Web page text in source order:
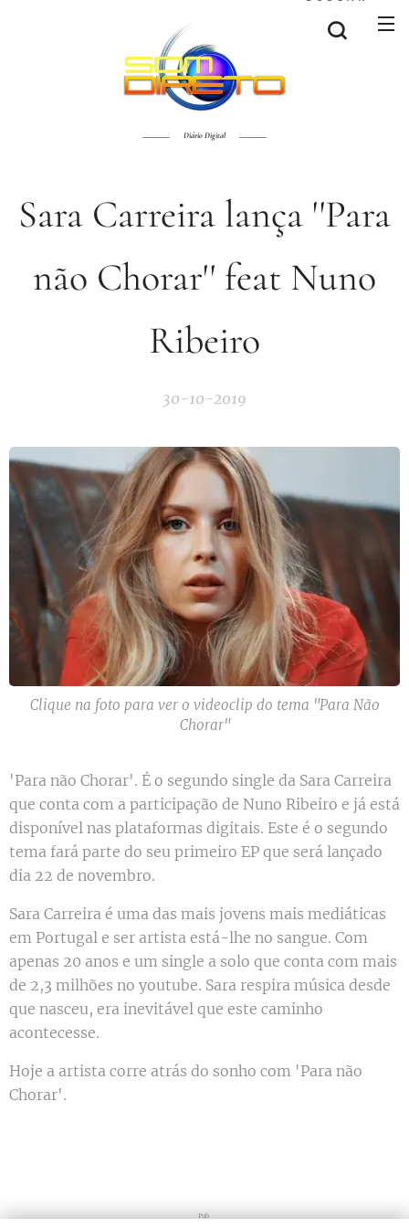
Diário Digital
Sara Carreira lança ''Para
não Chorar'' feat Nuno
Ribeiro
30-10-2019
Clique na foto para ver o videoclip do tema "Para Não
Chorar"
'Para não Chorar'. É o segundo single da Sara Carreira
que conta com a participação de Nuno Ribeiro e já está
disponível nas plataformas digitais. Este é o segundo
tema fará parte do seu primeiro EP que será lançado
dia 22 de novembro.
Sara Carreira é uma das mais jovens mais mediáticas
em Portugal e ser artista está-lhe no sangue. Com
apenas 20 anos e um single a solo que conta com mais
de 2,3 milhões no youtube. Sara respira música desde
que nasceu, era inevitável que este caminho
acontecesse.
Hoje a artista corre atrás do sonho com 'Para não
Chorar'.
Pub.